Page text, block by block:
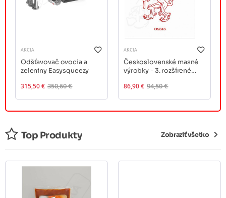
AKCIA
Odšťavovač ovocia a
zeleniny Easysqueezy
315,50 € 350,60 €
AKCIA
Československé masné
výrobky - 3. rozšírené
86,90 € 94,50 €
Top Produkty Zobraziť všetko